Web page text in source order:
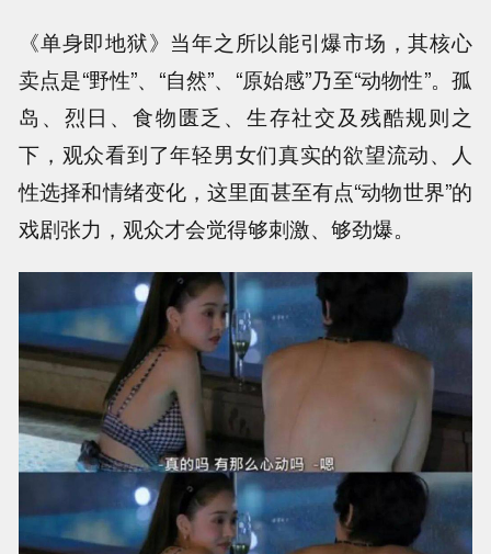
《单身即地狱》当年之所以能引爆市场，其核心
卖点是“野性”、“自然”、“原始感”乃至“动物性”。孤
岛、烈日、食物匮乏、生存社交及残酷规则之
下，观众看到了年轻男女们真实的欲望流动、人
性选择和情绪变化，这里面甚至有点“动物世界”的
戏剧张力，观众才会觉得够刺激、够劲爆。